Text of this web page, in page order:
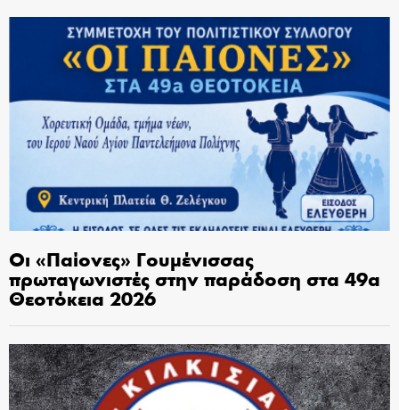
Οι «Παίονες» Γουμένισσας
πρωταγωνιστές στην παράδοση στα 49α
Θεοτόκεια 2026